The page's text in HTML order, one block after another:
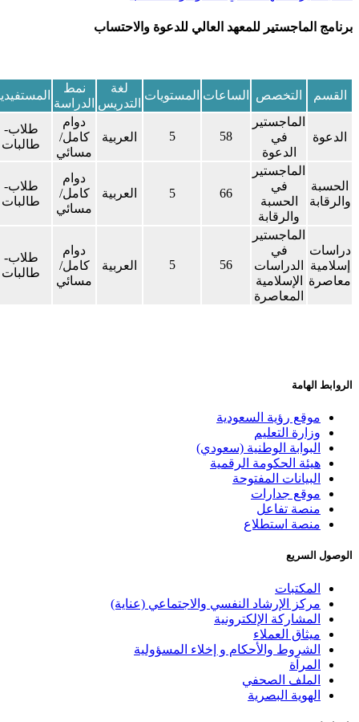
للمعهد العالي للدعوة والاحتساب
​​​التخصص ​​​الساعات ​المستويات
التدريس
​نمط
الدراسة
المستفيدين
الدراسة​
في
​58
5 ​العربية
كامل/
​طلاب-
طالبات
​الرياض
في
الحسبة
​66
5​ ​العربية
كامل/
​طلاب-
طالبات
​الرياض
في
الدراسات
الإسلامية
​56
5 ​العربية
كامل/
​طلاب-
طالبات
​الرياض
رؤية السعودية
التعليم
الوطنية (سعودي)
الحكومة الرقمية
المفتوحة
جدارات
تفاعل
استطلاع
الإرشاد النفسي والاجتماعي (عناية)
الإلكترونية
العملاء
والأحكام و إخلاء المسؤولية
الصحفي
البصرية